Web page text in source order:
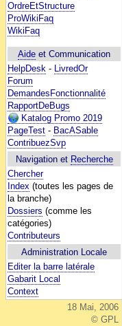
OrdreEtStructure
ProWikiFaq
WikiFaq
Aide et Communication
HelpDesk - LivredOr
Forum
DemandesFonctionnalité
RapportDeBugs
Katalog Promo 2019
PageTest - BacASable
ContribuezSvp
Navigation et Recherche
Chercher
Index (toutes les pages de
la branche)
Dossiers (comme les
catégories)
Contributeurs
Administration Locale
Editer la barre latérale
Gabarit Local
Context
18 Mai, 2006
© GPL